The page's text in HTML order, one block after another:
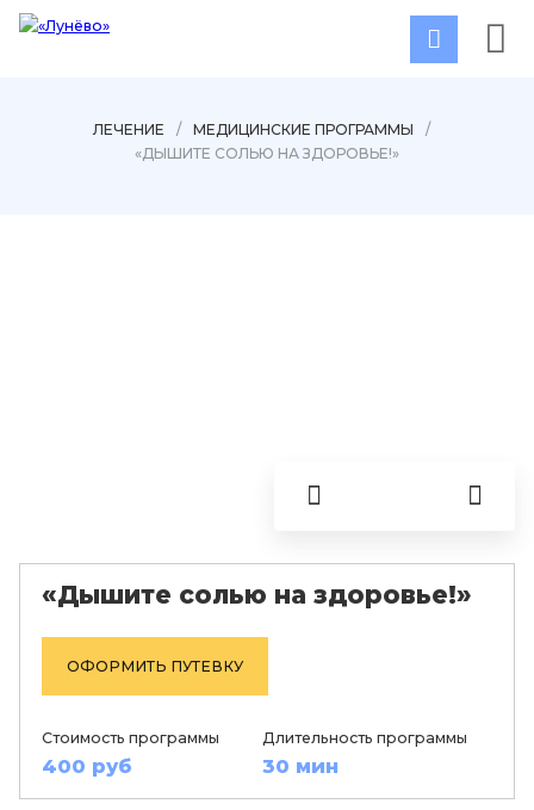
ЛЕЧЕНИЕ / МЕДИЦИНСКИЕ ПРОГРАММЫ
/
«ДЫШИТЕ СОЛЬЮ НА ЗДОРОВЬЕ!»
«Дышите солью на здоровье!»
ОФОРМИТЬ ПУТЕВКУ
Стоимость программы
400 руб
Длительность программы
30 мин